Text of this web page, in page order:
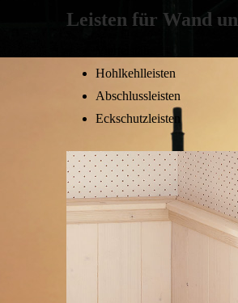
Leisten für Wand
Hohlkehlleisten
Abschlussleisten
Eckschutzleisten